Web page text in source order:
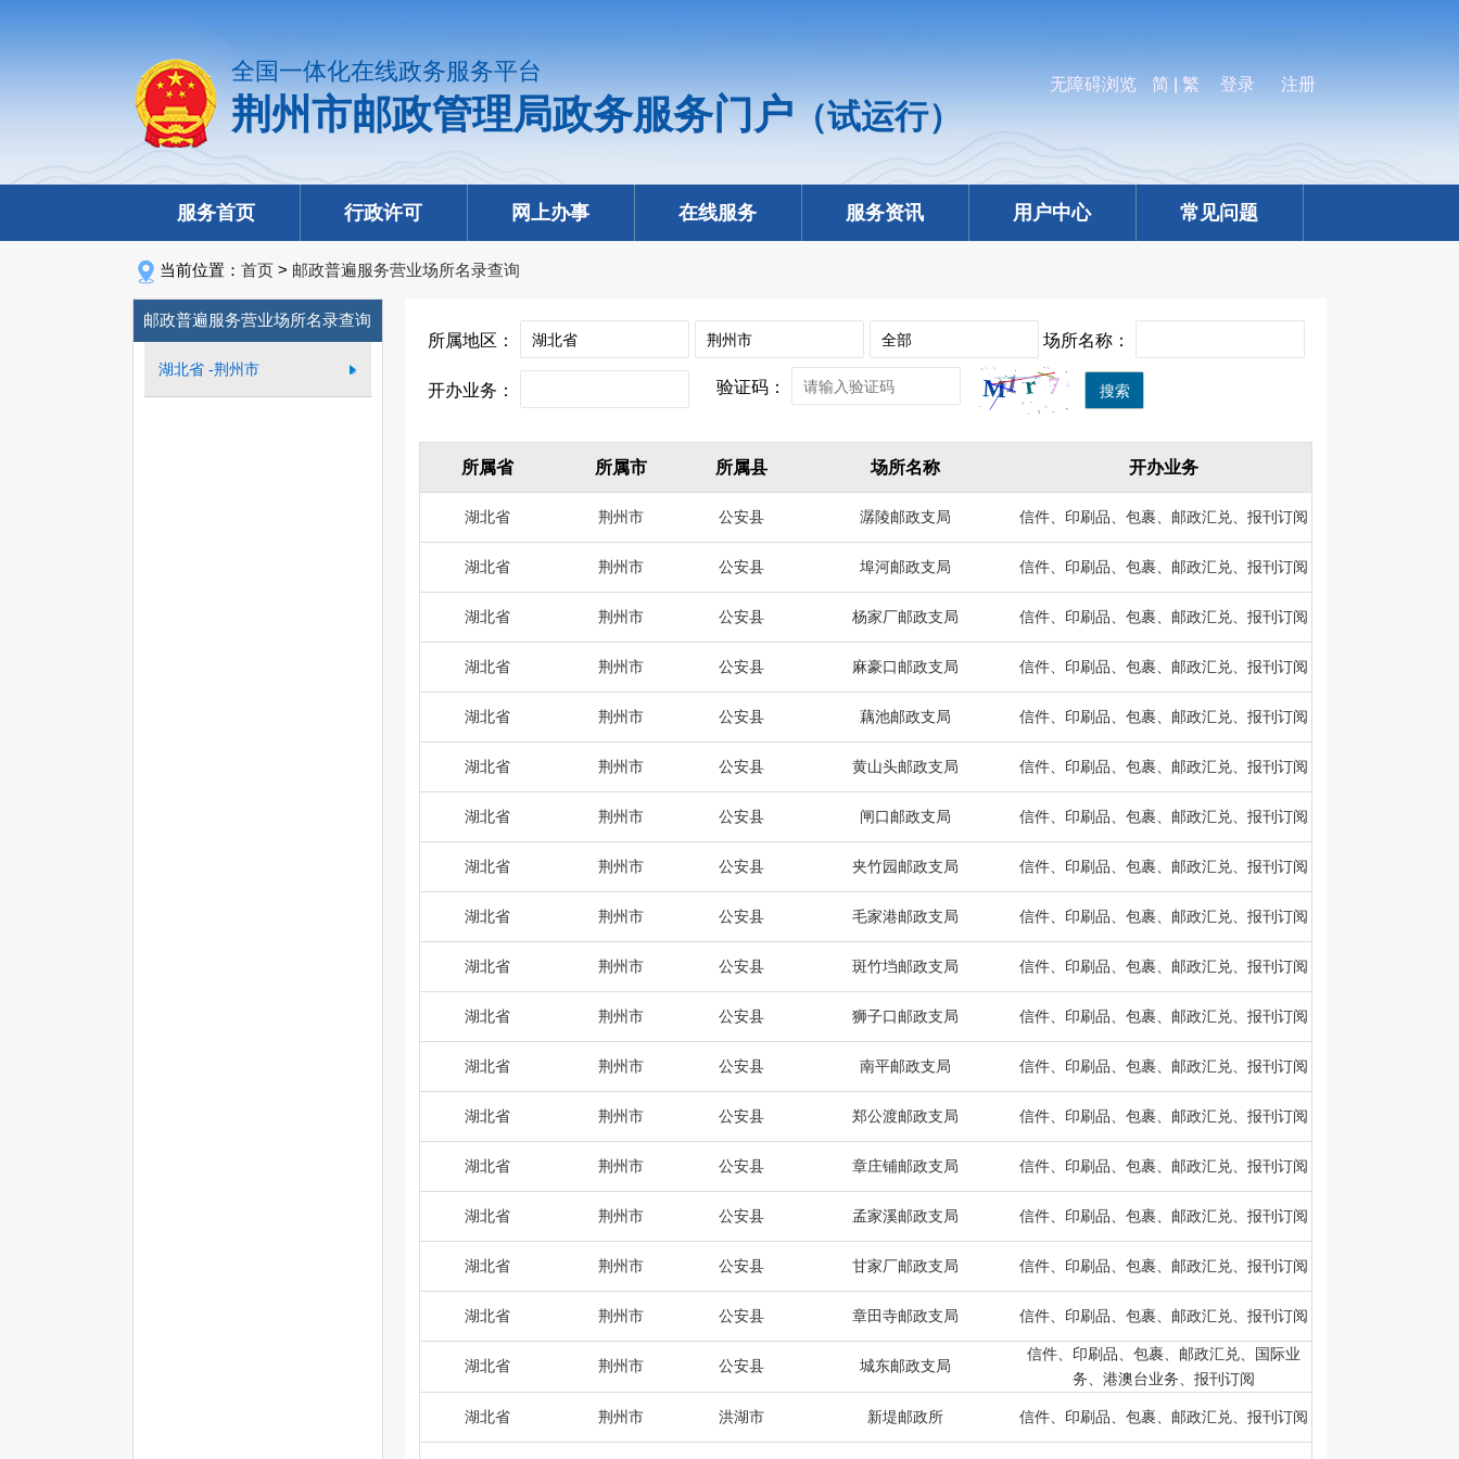
全国一体化在线政务服务平台
荆州市邮政管理局政务服务门户（试运行）
无障碍浏览 简 繁 登录 注册
服务首页 行政许可 网上办事 在线服务 服务资讯 用户中心 常见问题
当前位置： 首页 > 邮政普遍服务营业场所名录查询
邮政普遍服务营业场所名录查询
湖北省 -荆州市
所属地区： 场所名称：
开办业务： 验证码： 搜索
所属省 所属市 所属县 场所名称 开办业务
湖北省 荆州市 公安县 潺陵邮政支局 信件、印刷品、包裹、邮政汇兑、报刊订阅
湖北省 荆州市 公安县 埠河邮政支局 信件、印刷品、包裹、邮政汇兑、报刊订阅
湖北省 荆州市 公安县 杨家厂邮政支局 信件、印刷品、包裹、邮政汇兑、报刊订阅
湖北省 荆州市 公安县 麻豪口邮政支局 信件、印刷品、包裹、邮政汇兑、报刊订阅
湖北省 荆州市 公安县 藕池邮政支局 信件、印刷品、包裹、邮政汇兑、报刊订阅
湖北省 荆州市 公安县 黄山头邮政支局 信件、印刷品、包裹、邮政汇兑、报刊订阅
湖北省 荆州市 公安县 闸口邮政支局 信件、印刷品、包裹、邮政汇兑、报刊订阅
湖北省 荆州市 公安县 夹竹园邮政支局 信件、印刷品、包裹、邮政汇兑、报刊订阅
湖北省 荆州市 公安县 毛家港邮政支局 信件、印刷品、包裹、邮政汇兑、报刊订阅
湖北省 荆州市 公安县 斑竹垱邮政支局 信件、印刷品、包裹、邮政汇兑、报刊订阅
湖北省 荆州市 公安县 狮子口邮政支局 信件、印刷品、包裹、邮政汇兑、报刊订阅
湖北省 荆州市 公安县 南平邮政支局 信件、印刷品、包裹、邮政汇兑、报刊订阅
湖北省 荆州市 公安县 郑公渡邮政支局 信件、印刷品、包裹、邮政汇兑、报刊订阅
湖北省 荆州市 公安县 章庄铺邮政支局 信件、印刷品、包裹、邮政汇兑、报刊订阅
湖北省 荆州市 公安县 孟家溪邮政支局 信件、印刷品、包裹、邮政汇兑、报刊订阅
湖北省 荆州市 公安县 甘家厂邮政支局 信件、印刷品、包裹、邮政汇兑、报刊订阅
湖北省 荆州市 公安县 章田寺邮政支局 信件、印刷品、包裹、邮政汇兑、报刊订阅
湖北省 荆州市 公安县 城东邮政支局
信件、印刷品、包裹、邮政汇兑、国际业
务、港澳台业务、报刊订阅
湖北省 荆州市 洪湖市 新堤邮政所 信件、印刷品、包裹、邮政汇兑、报刊订阅